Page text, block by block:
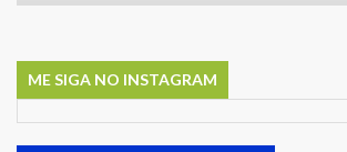
ME SIGA NO INSTAGRAM